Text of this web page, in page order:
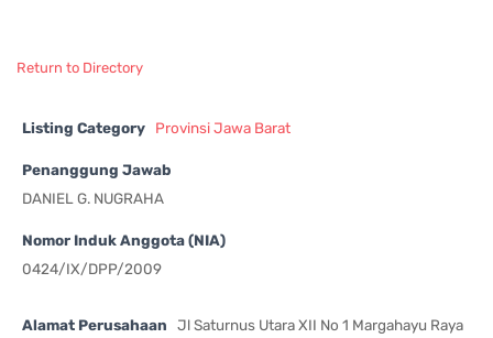
Return to Directory
Listing Category Provinsi Jawa Barat
Penanggung Jawab
DANIEL G. NUGRAHA
Nomor Induk Anggota (NIA)
0424/IX/DPP/2009
Alamat Perusahaan
Jl Saturnus Utara XII No 1 Margahayu Raya